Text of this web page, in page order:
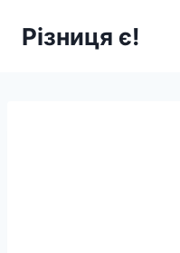
Різниця є!